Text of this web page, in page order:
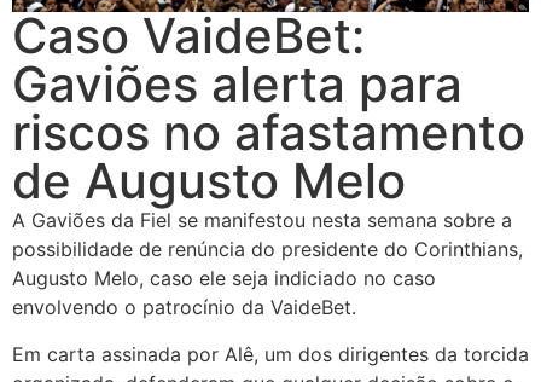
Caso VaideBet:
Gaviões alerta para
riscos no afastamento
de Augusto Melo
A Gaviões da Fiel se manifestou nesta semana sobre a
possibilidade de renúncia do presidente do Corinthians,
Augusto Melo, caso ele seja indiciado no caso
envolvendo o patrocínio da VaideBet.
Em carta assinada por Alê, um dos dirigentes da torcida